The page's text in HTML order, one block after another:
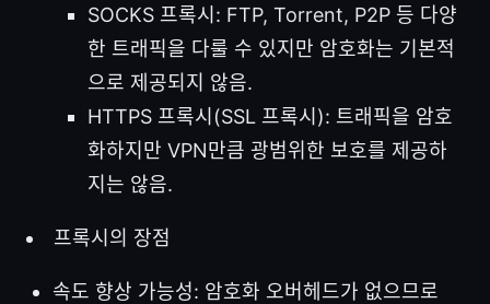
SOCKS 프록시: FTP, Torrent, P2P 등 다양
한 트래픽을 다룰 수 있지만 암호화는 기본적
으로 제공되지 않음.
HTTPS 프록시(SSL 프록시): 트래픽을 암호
화하지만 VPN만큼 광범위한 보호를 제공하
지는 않음.
프록시의 장점
속도 향상 가능성: 암호화 오버헤드가 없으므로